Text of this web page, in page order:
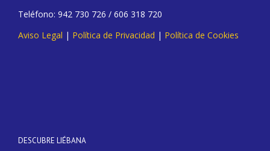
Teléfono: 942 730 726 / 606 318 720
Aviso Legal | Política de Privacidad | Política de Cookies
DESCUBRE LIÉBANA